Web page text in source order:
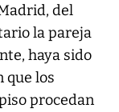
del
la pareja
haya sido
que los
procedan